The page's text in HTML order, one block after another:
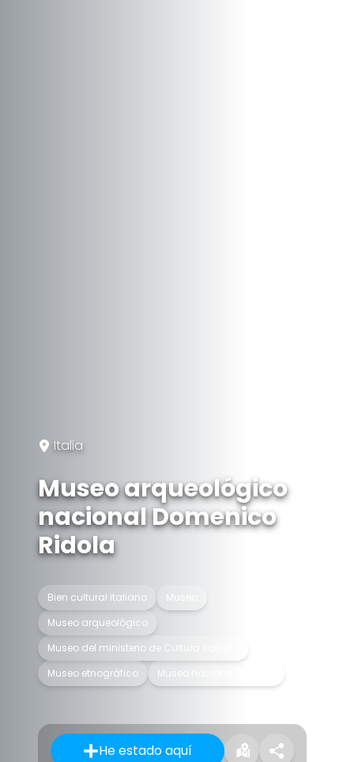
Italia
Museo arqueológico
nacional Domenico
Ridola
Bien cultural italiano
Museo
Museo arqueológico
Museo del ministerio de Cultura italiano
Museo etnográfico
Museo nacional italiano
He estado aquí